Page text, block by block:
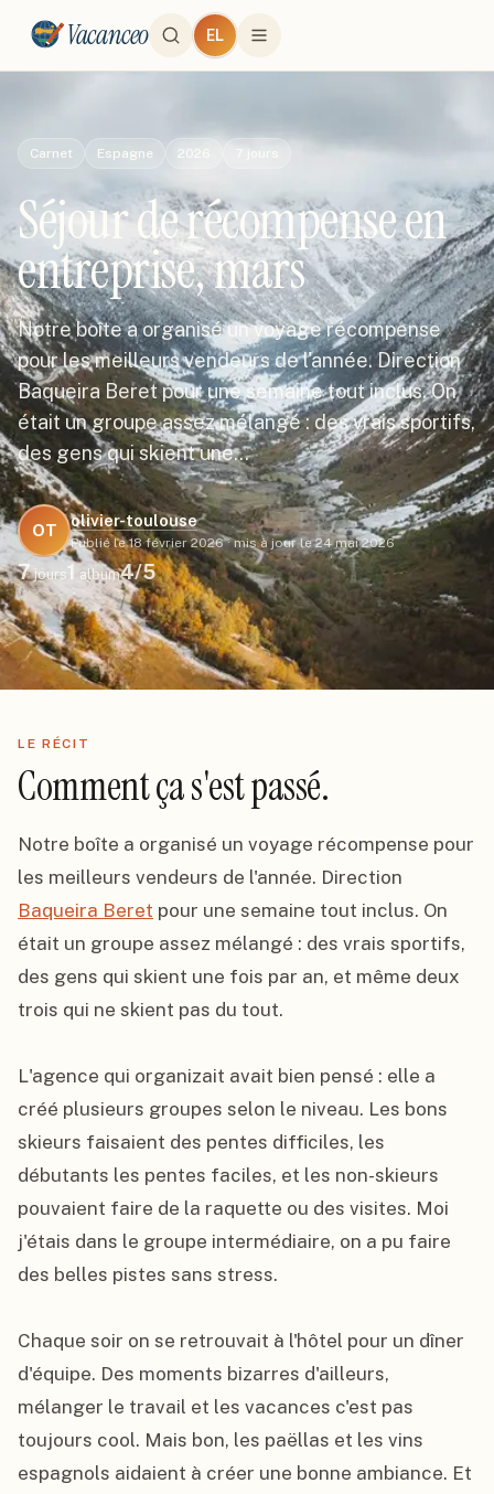
Vacanceo EL
Carnet Espagne 2026 7 jours
Séjour de récompense en
entreprise, mars
Notre boîte a organisé un voyage récompense
pour les meilleurs vendeurs de l'année. Direction
Baqueira Beret pour une semaine tout inclus. On
était un groupe assez mélangé : des vrais sportifs,
des gens qui skient une…
OT
olivier-toulouse
Publié le 18 février 2026·mis à jour le 24 mai 2026
7jours 1 album4/5
LE RÉCIT
Comment ça s'est passé.
Notre boîte a organisé un voyage récompense pour
Baqueira Beret pour une semaine tout inclus. On
était un groupe assez mélangé : des vrais sportifs,
des gens qui skient une fois par an, et même deux
trois qui ne skient pas du tout.
L'agence qui organizait avait bien pensé : elle a
créé plusieurs groupes selon le niveau. Les bons
skieurs faisaient des pentes difficiles, les
débutants les pentes faciles, et les non-skieurs
pouvaient faire de la raquette ou des visites. Moi
j'étais dans le groupe intermédiaire, on a pu faire
des belles pistes sans stress.
Chaque soir on se retrouvait à l'hôtel pour un dîner
d'équipe. Des moments bizarres d'ailleurs,
mélanger le travail et les vacances c'est pas
toujours cool. Mais bon, les paëllas et les vins
espagnols aidaient à créer une bonne ambiance. Et